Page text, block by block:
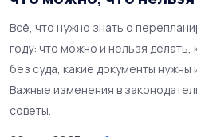
Всё, что нужно знать о
году: что можно и нельзя делать,
без суда, какие документы нужны
Важные изменения в
советы.